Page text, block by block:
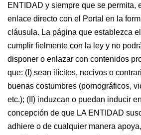
ENTIDAD y siempre que se permita,
enlace directo con el Portal en la
cláusula. La página que establezca
cumplir fielmente con la ley y no
disponer o enlazar con contenidos
que: (I) sean ilícitos, nocivos o
buenas costumbres (pornográficos,
etc.); (II) induzcan o puedan inducir
concepción de que LA ENTIDAD
adhiere o de cualquier manera